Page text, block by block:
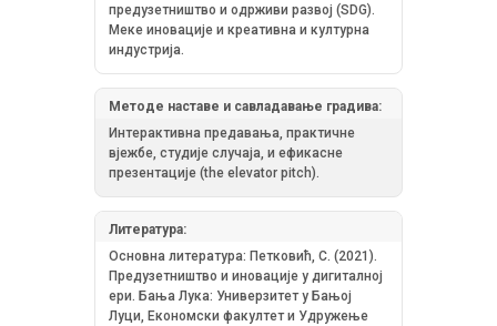
предузетништво и одрживи развој (SDG).
Меке иновације и креативна и културна
индустрија.
Методе наставе и савладавање градива:
Интерактивна предавања, практичне
вјежбе, студије случаја, и ефикасне
презентацијe (the elevator pitch).
Литература:
Основна литература: Петковић, С. (2021).
Предузетништво и иновације у дигиталној
ери. Бања Лука: Универзитет у Бањој
Луци, Економски факултет и Удружење